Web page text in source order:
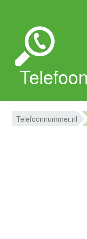
Telefoonnummer.nl